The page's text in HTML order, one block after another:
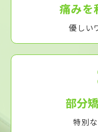
痛みを
優しい
部分
特別